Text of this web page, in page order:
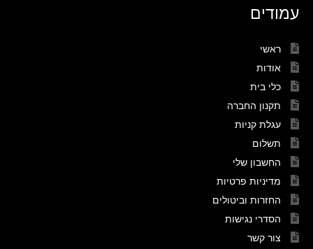
עמודים
ראשי
אודות
כלי בית
תקנון החברה
עגלת קניות
תשלום
החשבון שלי
מדיניות פרטיות
החזרות וביטולים
הסדרי נגישות
צור קשר